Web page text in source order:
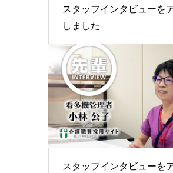
スタッフインタビューを
しました
スタッフインタビューを